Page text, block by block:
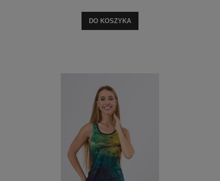
DO KOSZYKA